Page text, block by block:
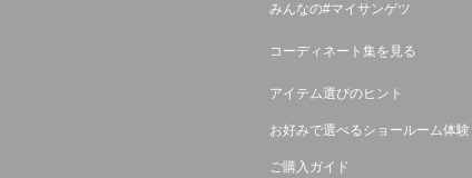
みんなの#マイサンゲツ
コーディネート集を見る
アイテム選びのヒント
お好みで選べるショールーム体験
ご購入ガイド